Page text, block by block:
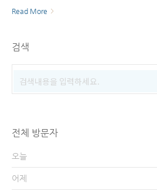
Read More
검색
전체 방문자
오늘
어제